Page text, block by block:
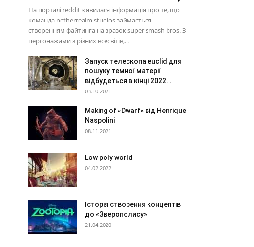
На порталі reddit з'явилася інформація про те, що
команда netherrealm studios займається
створенням файтинга на зразок super smash bros. З
персонажами з різних всесвітів,...
Запуск телескопа euclid для
пошуку темної матерії
відбудеться в кінці 2022...
03.10.2021
Making of «Dwarf» від Henrique
Naspolini
08.11.2021
Low poly world
04.02.2022
Історія створення концептів
до «Зверополису»
21.04.2020